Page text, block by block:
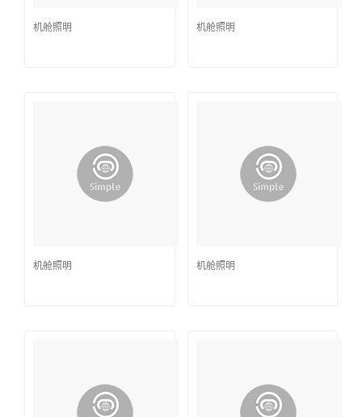
机舱照明 机舱照明
机舱照明 机舱照明